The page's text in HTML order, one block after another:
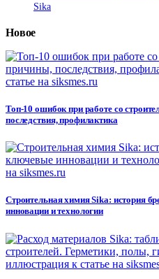
Sika
Новое
Топ-10 ошибок при работе со
последствия, профилактика
Строительная химия Sika: история
инновации и технологии